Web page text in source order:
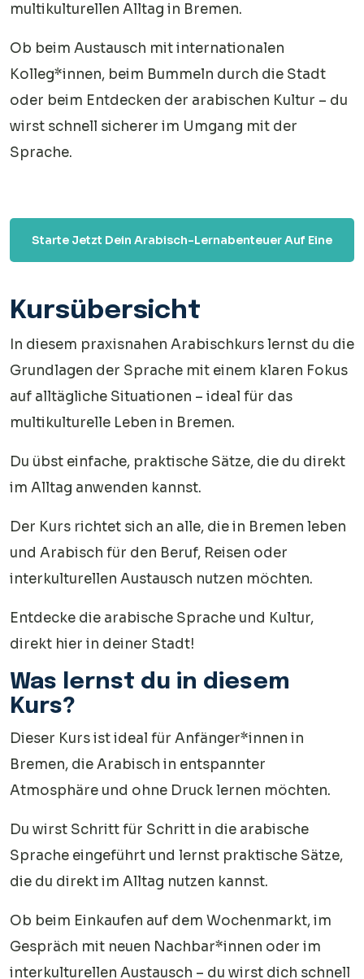
multikulturellen Alltag in Bremen.
Ob beim Austausch mit internationalen
Kolleg*innen, beim Bummeln durch die Stadt
oder beim Entdecken der arabischen Kultur – du
wirst schnell sicherer im Umgang mit der
Sprache.
Starte Jetzt Dein Arabisch-Lernabenteuer Auf Eine
Kursübersicht
In diesem praxisnahen Arabischkurs lernst du die
Grundlagen der Sprache mit einem klaren Fokus
auf alltägliche Situationen – ideal für das
multikulturelle Leben in Bremen.
Du übst einfache, praktische Sätze, die du direkt
im Alltag anwenden kannst.
Der Kurs richtet sich an alle, die in Bremen leben
und Arabisch für den Beruf, Reisen oder
interkulturellen Austausch nutzen möchten.
Entdecke die arabische Sprache und Kultur,
direkt hier in deiner Stadt!
Was lernst du in diesem
Kurs?
Dieser Kurs ist ideal für Anfänger*innen in
Bremen, die Arabisch in entspannter
Atmosphäre und ohne Druck lernen möchten.
Du wirst Schritt für Schritt in die arabische
Sprache eingeführt und lernst praktische Sätze,
die du direkt im Alltag nutzen kannst.
Ob beim Einkaufen auf dem Wochenmarkt, im
Gespräch mit neuen Nachbar*innen oder im
interkulturellen Austausch – du wirst dich schnell